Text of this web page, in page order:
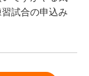
試合の申込み